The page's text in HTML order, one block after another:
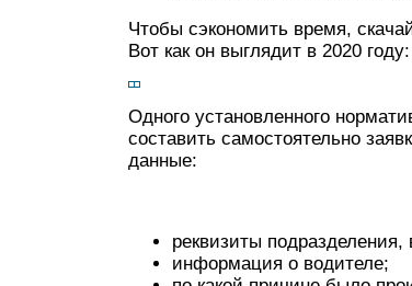
Чтобы сэкономить время,
Вот как он выглядит в 2020 году:
Одного установленного
составить самостоятельно
данные:
реквизиты
информация о водителе;